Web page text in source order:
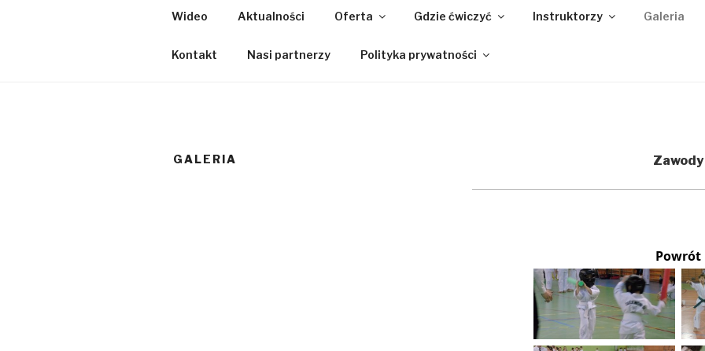
Wideo Aktualności Oferta Gdzie ćwiczyć Instruktorzy Galeria
Kontakt Nasi partnerzy Polityka prywatności
GALERIA Zawody
Powrót